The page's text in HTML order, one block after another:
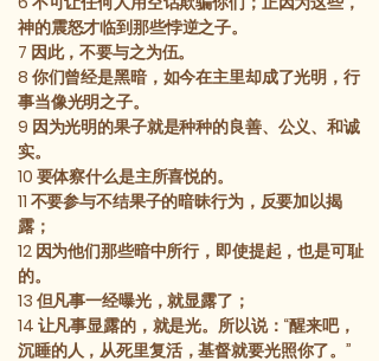
神的震怒才临到那些悖逆之子。
7 因此，不要与之为伍。
8 你们曾经是黑暗，如今在主里却成了光明，行
事当像光明之子。
9 因为光明的果子就是种种的良善、公义、和诚
实。
10 要体察什么是主所喜悦的。
11 不要参与不结果子的暗昧行为，反要加以揭
露；
12 因为他们那些暗中所行，即使提起，也是可耻
的。
13 但凡事一经曝光，就显露了；
14 让凡事显露的，就是光。所以说：“醒来吧，
沉睡的人，从死里复活，基督就要光照你了。”